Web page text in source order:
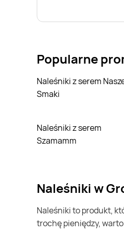
Popularne
Naleśniki z serem Nasze
Smaki
Naleśniki z serem
Szamamm
naleśniki w
naleśniki to produkt, który jest bardzo popularny w Polsce i na całym świecie. Często możesz go kupić w Groszek. Jeśli chcesz kupić naleśniki i chcesz zaoszczędzić
trochę pieniędzy,